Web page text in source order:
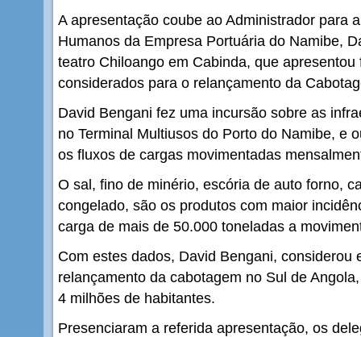
A apresentação coube ao Administrador para
Humanos da Empresa Portuária do Namibe,
teatro Chiloango em Cabinda, que
considerados para o relançamento da
David Bengani fez uma incursão sobre as
no Terminal Multiusos do Porto do Namibe, e
os fluxos de cargas movimentadas
O sal, fino de minério, escória de auto forno,
congelado, são os produtos com maior
carga de mais de 50.000 toneladas a
Com estes dados, David Bengani, considerou
relançamento da cabotagem no Sul de
4 milhões de habitantes.
Presenciaram a referida apresentação, os